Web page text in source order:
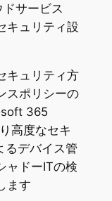
サービス
キュリティ設
キュリティ方
スポリシーの
365
高度なセキ
るデバイス管
ャドーITの検
ます